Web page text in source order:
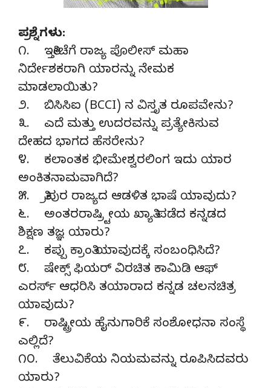
ಪ್ರಶ್ನೆಗಳು:
೧. ಇತ್ತೀಚೆಗೆ ರಾಜ್ಯ ಪೊಲೀಸ್ ಮಹಾ
ನಿರ್ದೇಶಕರಾಗಿ ಯಾರನ್ನು ನೇಮಕ
ಮಾಡಲಾಯಿತು?
೨. ಬಿಸಿಸಿಐ (BCCI) ನ ವಿಸ್ತೃತ ರೂಪವೇನು?
೩. ಎದೆ ಮತ್ತು ಉದರವನ್ನು ಪ್ರತ್ಯೇಕಿಸುವ
ದೇಹದ ಭಾಗದ ಹೆಸರೇನು?
೪. ಕಲಾಂತಕ ಭೀಮೇಶ್ವರಲಿಂಗ ಇದು ಯಾರ
ಅಂಕಿತನಾಮವಾಗಿದೆ?
೫. ತ್ರಿಪುರ ರಾಜ್ಯದ ಆಡಳಿತ ಭಾಷೆ ಯಾವುದು?
೬. ಅಂತರರಾಷ್ರ್ಟೀಯ ಖ್ಯಾತಿ ಪಡೆದ ಕನ್ನಡದ
ಶಿಕ್ಷಣ ತಜ್ಞ ಯಾರು?
೭. ಕಪ್ಪು ಕ್ರಾಂತಿ ಯಾವುದಕ್ಕೆ ಸಂಬಂಧಿಸಿದೆ?
೮. ಷೇಕ್ಸ್ ಫಿಯರ್ ವಿರಚಿತ ಕಾಮಿಡಿ ಆಫ್
ಎರರ್ಸ್ ಆಧರಿಸಿ ತಯಾರಾದ ಕನ್ನಡ ಚಲನಚಿತ್ರ
ಯಾವುದು?
೯. ರಾಷ್ಟ್ರೀಯ ಹೈನುಗಾರಿಕೆ ಸಂಶೋಧನಾ ಸಂಸ್ಥೆ
ಎಲ್ಲಿದೆ?
೧೦. ತೆಲುವಿಕೆಯ ನಿಯಮವನ್ನು ರೂಪಿಸಿದವರು
ಯಾರು?